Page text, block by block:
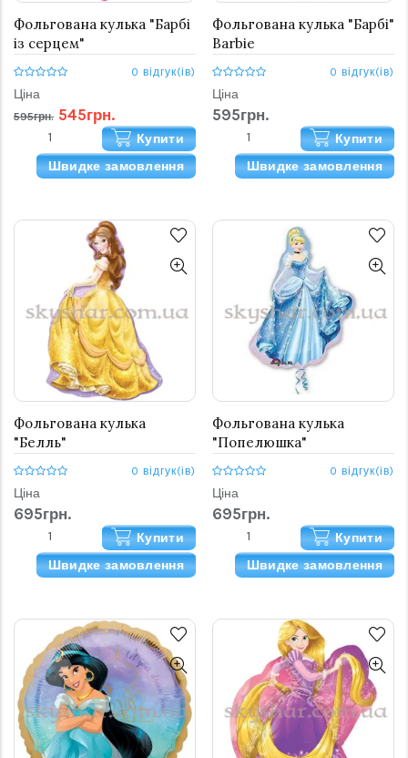
Фольгована кулька "Барбі
із серцем"
0 відгук(ів)
Ціна
595грн. 545грн.
Купити
Швидке замовлення
Фольгована кулька "Барбі"
Barbie
0 відгук(ів)
Ціна
595грн.
Купити
Швидке замовлення
Фольгована кулька
"Белль"
0 відгук(ів)
Ціна
695грн.
Купити
Швидке замовлення
Фольгована кулька
"Попелюшка"
0 відгук(ів)
Ціна
695грн.
Купити
Швидке замовлення